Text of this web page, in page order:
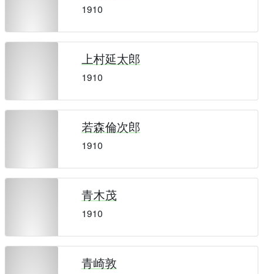
1910
上村延太郎
1910
若森倫次郎
1910
青木茂
1910
青崎敦